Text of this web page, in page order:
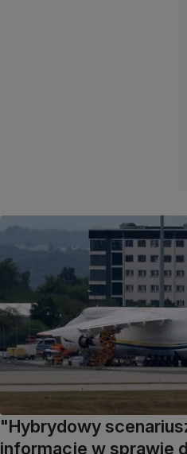
"Hybrydowy
informacje w sprawie